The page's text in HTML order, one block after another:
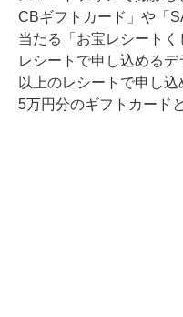
CBギフトカード」や「
当たる「お宝レシート
レシートで申し込める
以上のレシートで申し
5万円分のギフトカード